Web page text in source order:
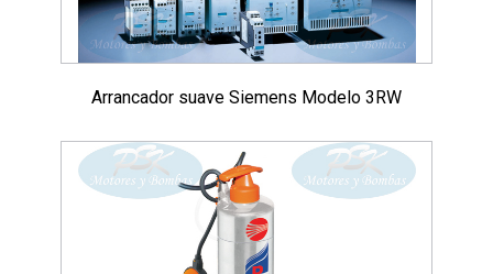
Arrancador suave Siemens Modelo 3RW